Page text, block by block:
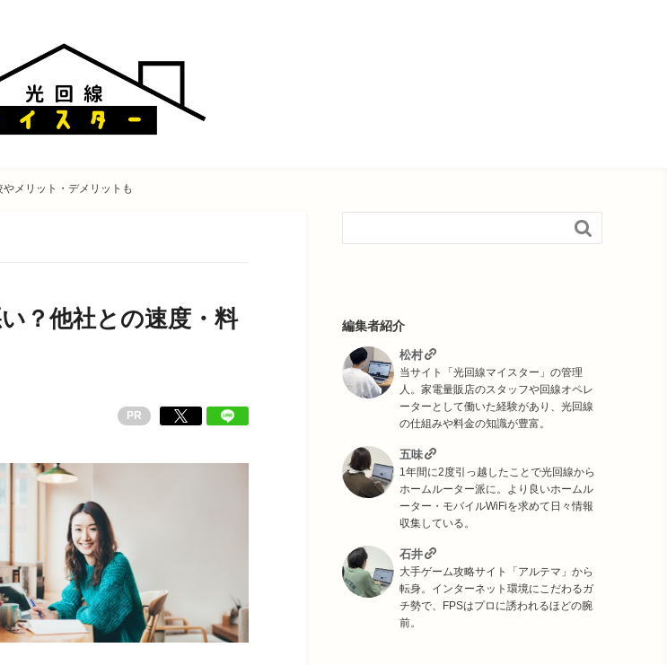
メリット・デメリットも
？他社との速度・料
PR

編集者紹介
松村
当サイト「光回線マイスター」の管理
人。家電量販店のスタッフや回線オペレ
ーターとして働いた経験があり、光回線
の仕組みや料金の知識が豊富。
五味
1年間に2度引っ越したことで光回線から
ホームルーター派に。より良いホームル
ーター・モバイルWiFiを求めて日々情報
収集している。
石井
大手ゲーム攻略サイト「アルテマ」から
転身。インターネット環境にこだわるガ
チ勢で、FPSはプロに誘われるほどの腕
前。